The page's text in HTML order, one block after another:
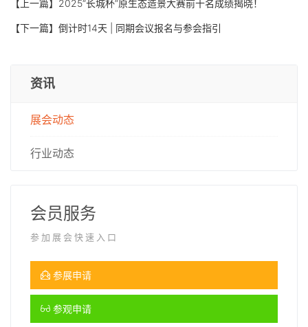
【上一篇】 2025“长城杯”原生态造景大赛前十名成绩揭晓！
【下一篇】 倒计时14天 | 同期会议报名与参会指引
资讯
展会动态
行业动态
会员服务
参加展会快速入口
参展申请
参观申请